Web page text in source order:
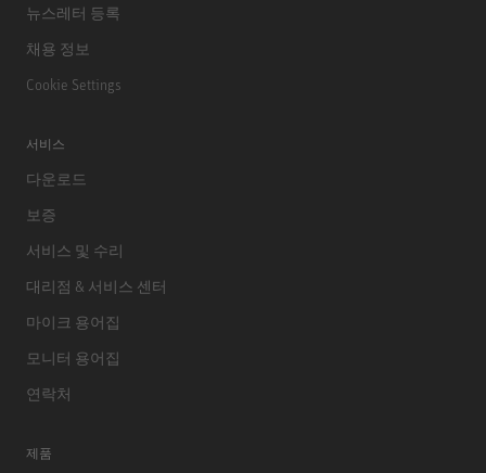
뉴스레터 등록
채용 정보
Cookie Settings
서비스
다운로드
보증
서비스 및 수리
대리점 & 서비스 센터
마이크 용어집
모니터 용어집
연락처
제품